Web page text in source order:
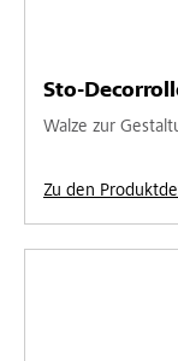
Sto-
Walze zur
Zu den